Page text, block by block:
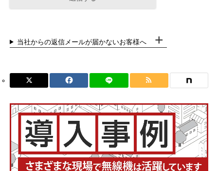
当社からの返信メールが届かないお客様へ